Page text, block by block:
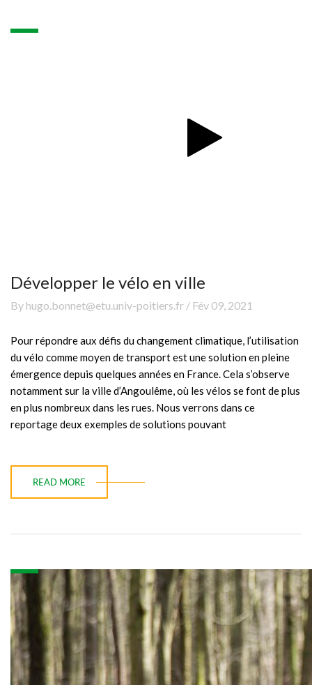
Développer le vélo en ville
By hugo.bonnet@etu.univ-poitiers.fr / Fév 09, 2021
Pour répondre aux défis du changement climatique, l’utilisation
du vélo comme moyen de transport est une solution en pleine
émergence depuis quelques années en France. Cela s’observe
notamment sur la ville d’Angoulême, où les vélos se font de plus
en plus nombreux dans les rues. Nous verrons dans ce
reportage deux exemples de solutions pouvant
READ MORE